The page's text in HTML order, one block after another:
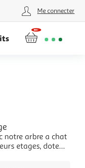
Me connecter
notre arbre a chat
etages, dote